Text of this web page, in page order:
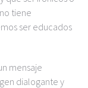
tiene
ser educados
mensaje
dialogante y